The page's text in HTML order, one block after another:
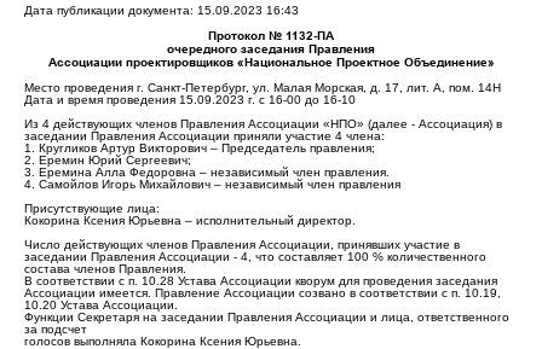
Дата публикации документа: 15.09.2023 16:43
Протокол № 1132-ПА
очередного заседания Правления
Ассоциации проектировщиков «Национальное Проектное Объединение»
Место проведения г. Санкт-Петербург, ул. Малая Морская, д. 17, лит. А, пом. 14Н
Дата и время проведения 15.09.2023 г. с 16-00 до 16-10
Из 4 действующих членов Правления Ассоциации «НПО» (далее - Ассоциация) в
заседании Правления Ассоциации приняли участие 4 члена:
1. Кругликов Артур Викторович – Председатель правления;
2. Еремин Юрий Сергеевич;
3. Еремина Алла Федоровна – независимый член правления.
4. Самойлов Игорь Михайлович – независимый член правления
Присутствующие лица:
Кокорина Ксения Юрьевна – исполнительный директор.
Число действующих членов Правления Ассоциации, принявших участие в
заседании Правления Ассоциации - 4, что составляет 100 % количественного
состава членов Правления.
В соответствии с п. 10.28 Устава Ассоциации кворум для проведения заседания
Ассоциации имеется. Правление Ассоциации созвано в соответствии с п. 10.19,
10.20 Устава Ассоциации.
Функции Секретаря на заседании Правления Ассоциации и лица, ответственного
за подсчет
голосов выполняла Кокорина Ксения Юрьевна.